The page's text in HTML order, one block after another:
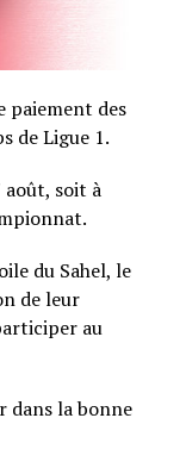
paiement des
de Ligue 1.
août, soit à
du Sahel, le
de leur
au
dans la bonne